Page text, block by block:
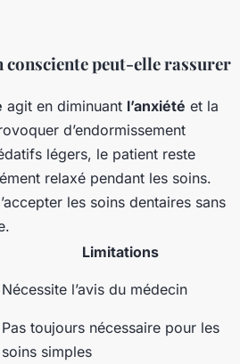
consciente peut-elle rassurer
agit en diminuant l’anxiété et la
d’endormissement
légers, le patient reste
relaxé pendant les soins.
les soins dentaires sans
Limitations
Nécessite l’avis du médecin
Pas toujours nécessaire pour les
soins simples